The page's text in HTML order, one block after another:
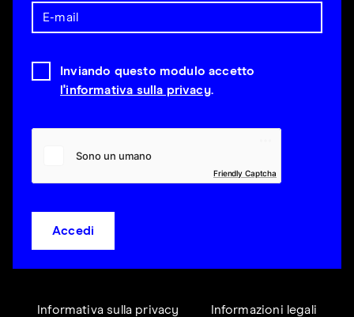
Inviando questo modulo accetto
l'informativa sulla privacy.
Friendly Captcha
Accedi
Informativa sulla privacy Informazioni legali